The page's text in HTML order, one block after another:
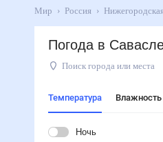
Мир Россия
Погода в
Поиск города или места
Температура Влажность
Ночь